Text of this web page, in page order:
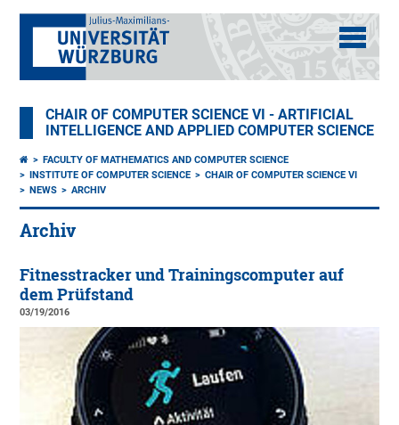
CHAIR OF COMPUTER SCIENCE VI - ARTIFICIAL
INTELLIGENCE AND APPLIED COMPUTER SCIENCE
FACULTY OF MATHEMATICS AND COMPUTER SCIENCE
INSTITUTE OF COMPUTER SCIENCE
CHAIR OF COMPUTER SCIENCE VI
NEWS
ARCHIV
Archiv
Fitnesstracker und Trainingscomputer auf
dem Prüfstand
03/19/2016